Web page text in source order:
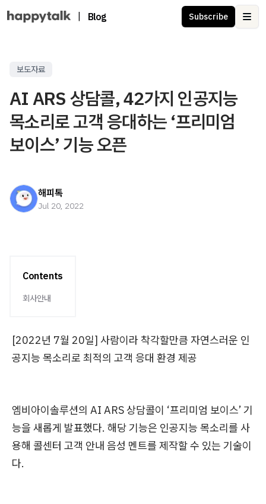
Blog Subscribe
보도자료
AI ARS 상담콜, 42가지 인공지능
목소리로 고객 응대하는 ‘프리미엄
보이스’ 기능 오픈
해피톡
Jul 20, 2022
Contents
회사안내
[2022년 7월 20일] 사람이라 착각할만큼 자연스러운 인
공지능 목소리로 최적의 고객 응대 환경 제공
엠비아이솔루션의 AI ARS 상담콜이 ‘프리미엄 보이스’ 기
능을 새롭게 발표했다. 해당 기능은 인공지능 목소리를 사
용해 콜센터 고객 안내 음성 멘트를 제작할 수 있는 기술이
다.